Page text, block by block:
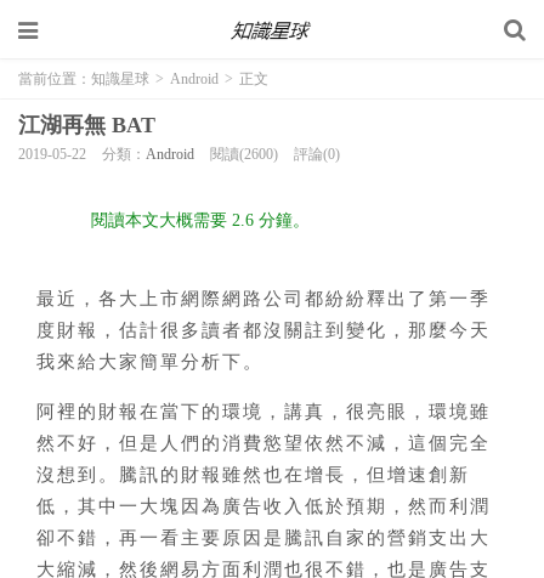
當前位置： 知識星球 > Android > 正文
江湖再無 BAT
2019-05-22 分類： Android 閱讀(2600) 評論(0)
閱讀本文大概需要 2.6 分鐘。
最近，各大上市網際網路公司都紛紛釋出了第一季
度財報，估計很多讀者都沒關註到變化，那麼今天
我來給大家簡單分析下。
阿裡的財報在當下的環境，講真，很亮眼，環境雖
然不好，但是人們的消費慾望依然不減，這個完全
沒想到。騰訊的財報雖然也在增長，但增速創新
低，其中一大塊因為廣告收入低於預期，然而利潤
卻不錯，再一看主要原因是騰訊自家的營銷支出大
大縮減，然後網易方面利潤也很不錯，也是廣告支